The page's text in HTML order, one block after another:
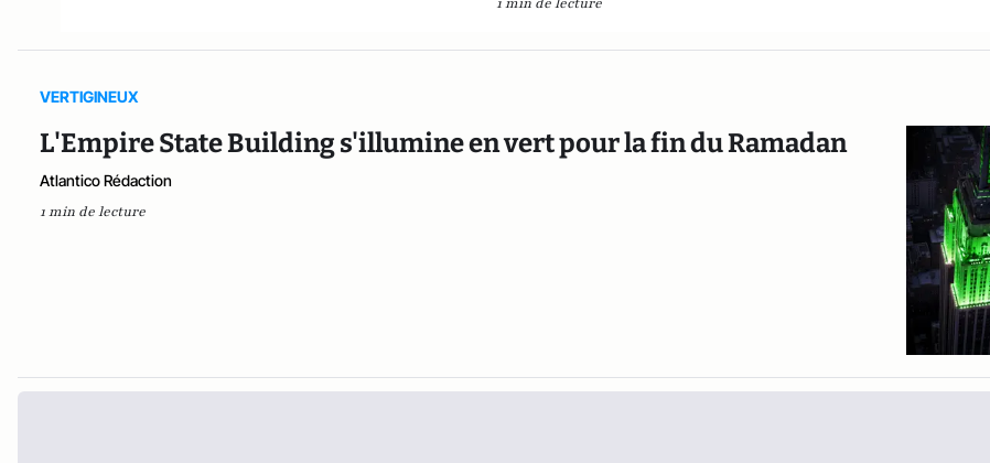
VERTIGINEUX
L'Empire State Building s'illumine en vert pour la fin du Ramadan
Atlantico Rédaction
1 min de lecture